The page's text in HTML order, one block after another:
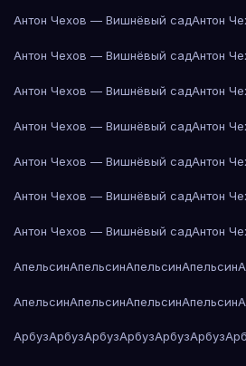
Антон Чехов — Вишнёвый садАнтон
Антон Чехов — Вишнёвый садАнтон
Антон Чехов — Вишнёвый садАнтон
Антон Чехов — Вишнёвый садАнтон
Антон Чехов — Вишнёвый садАнтон
Антон Чехов — Вишнёвый садАнтон
Антон Чехов — Вишнёвый садАнтон
АпельсинАпельсинАпельсинАпельсин
АпельсинАпельсинАпельсинАпельсин
АрбузАрбузАрбузАрбузАрбузАрбуз